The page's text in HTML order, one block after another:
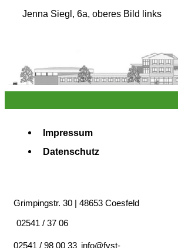
Jenna Siegl, 6a, oberes Bild links
Impressum
Datenschutz
Grimpingstr. 30 | 48653 Coesfeld
02541 / 37 06
02541 / 98 00 33 info@fvst-